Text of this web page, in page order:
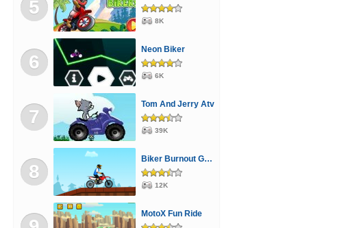
5
8K
6
Neon Biker
6K
7
Tom And Jerry Atv
39K
8
Biker Burnout Game
12K
MotoX Fun Ride